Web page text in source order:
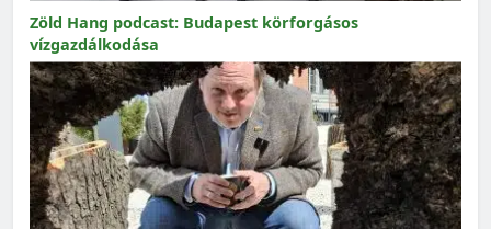
Zöld Hang podcast: Budapest körforgásos
vízgazdálkodása